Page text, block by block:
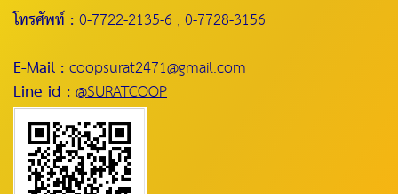
โทรศัพท์ :0-7722-2135-6 , 0-7728-3156
E-Mail :coopsurat2471@gmail.com
Line id :@SURATCOOP